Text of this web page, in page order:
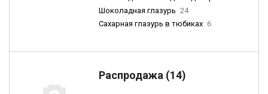
Шоколадная глазурь 24
Сахарная глазурь в тюбиках 6
Распродажа (14)